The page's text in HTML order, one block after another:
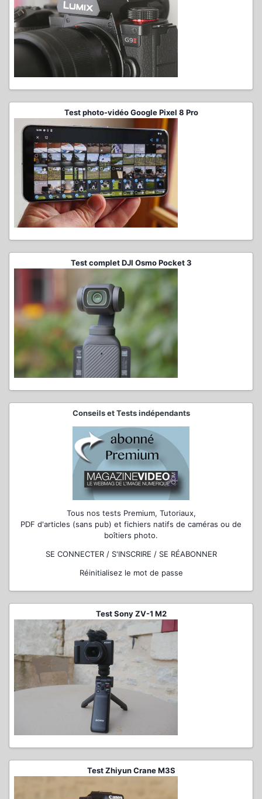
Test photo-vidéo Google Pixel 8 Pro
Test complet DJI Osmo Pocket 3
Conseils et Tests indépendants
Tous nos tests Premium, Tutoriaux,
PDF d'articles (sans pub) et fichiers natifs de caméras ou de
boîtiers photo.
SE CONNECTER / S'INSCRIRE / SE RÉABONNER
Réinitialisez le mot de passe
Test Sony ZV-1 M2
Test Zhiyun Crane M3S